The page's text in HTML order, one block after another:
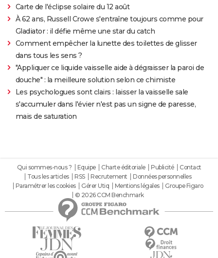
Carte de l'éclipse solaire du 12 août
À 62 ans, Russell Crowe s'entraîne toujours comme pour
Gladiator : il défie même une star du catch
Comment empêcher la lunette des toilettes de glisser
dans tous les sens ?
"Appliquer ce liquide vaisselle aide à dégraisser la paroi de
douche" : la meilleure solution selon ce chimiste
Les psychologues sont clairs : laisser la vaisselle sale
s'accumuler dans l'évier n'est pas un signe de paresse,
mais de saturation
Qui sommes-nous ? Equipe Charte éditoriale Publicité
Contact
Tous les articles
RSS Recrutement
Données personnelles
Paramétrer les cookies
Gérer Utiq Mentions légales
Groupe Figaro
© 2026 CCM Benchmark